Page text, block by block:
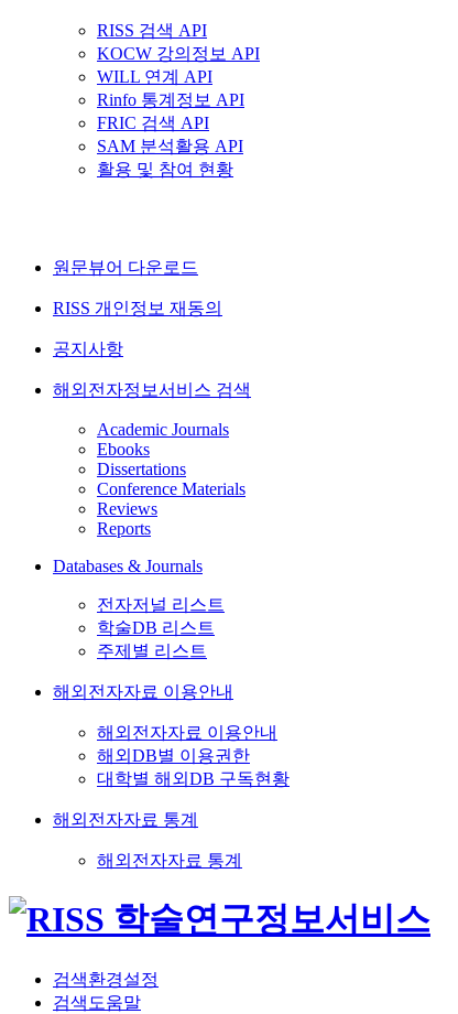
RISS 검색 API
KOCW 강의정보 API
WILL 연계 API
Rinfo 통계정보 API
FRIC 검색 API
SAM 분석활용 API
활용 및 참여 현황
원문뷰어 다운로드
RISS 개인정보 재동의
공지사항
해외전자정보서비스 검색
Academic Journals
Ebooks
Dissertations
Conference Materials
Reviews
Reports
Databases & Journals
전자저널 리스트
학술DB 리스트
주제별 리스트
해외전자자료 이용안내
해외전자자료 이용안내
해외DB별 이용권한
대학별 해외DB 구독현황
해외전자자료 통계
해외전자자료 통계
검색환경설정
검색도움말